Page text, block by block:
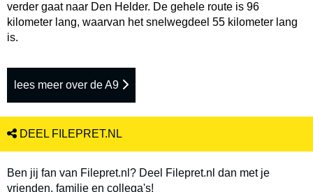
verder gaat naar Den Helder. De gehele route is 96
kilometer lang, waarvan het snelwegdeel 55 kilometer lang
is.
lees meer over de A9
DEEL FILEPRET.NL
Ben jij fan van Filepret.nl? Deel Filepret.nl dan met je
vrienden, familie en collega's!